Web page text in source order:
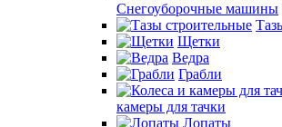
Снегоуборочные машины
Щетки
Ведра
Грабли
камеры для тачки
Лопаты